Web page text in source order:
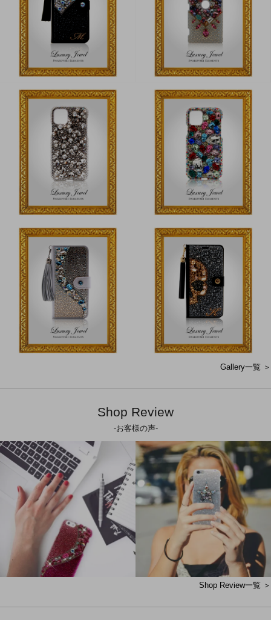
Gallery一覧 ＞
Shop Review
-お客様の声-
Shop Review一覧 ＞